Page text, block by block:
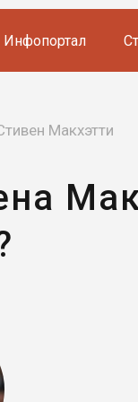
Инфопортал
Макхэтти